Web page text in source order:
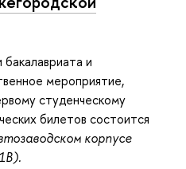
и
мероприятие,
студенческому
билетов состоится
корпусе